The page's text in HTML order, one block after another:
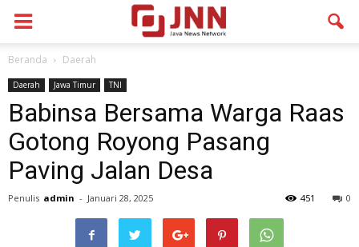
Beranda Daerah
Daerah Jawa Timur TNI
Babinsa Bersama Warga Raas
Gotong Royong Pasang
Paving Jalan Desa
Penulis admin - Januari 28, 2025 0
451